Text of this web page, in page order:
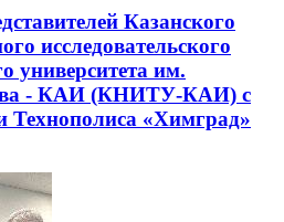
Казанского
исследовательского
университета им.
- КАИ (КНИТУ-КАИ) с
Технополиса «Химград»